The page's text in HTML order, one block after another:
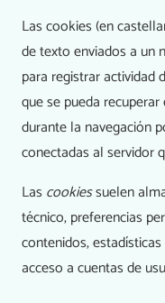
Las cookies (en
de texto enviados a un
para registrar actividad
que se pueda
durante la navegación
conectadas al servidor
Las cookiessuelen
técnico, preferencias
contenidos,
acceso a cuentas de